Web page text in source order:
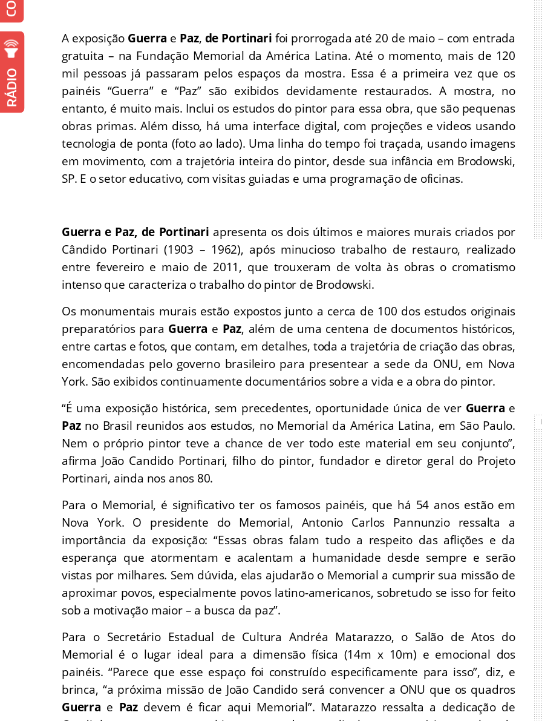
A exposição Guerra e Paz, de Portinari foi prorrogada até 20 de maio – com entrada
gratuita – na Fundação Memorial da América Latina. Até o momento, mais de 120
mil pessoas já passaram pelos espaços da mostra. Essa é a primeira vez que os
painéis “Guerra” e “Paz” são exibidos devidamente restaurados. A mostra, no
entanto, é muito mais. Inclui os estudos do pintor para essa obra, que são pequenas
obras primas. Além disso, há uma interface digital, com projeções e videos usando
tecnologia de ponta (foto ao lado). Uma linha do tempo foi traçada, usando imagens
em movimento, com a trajetória inteira do pintor, desde sua infância em Brodowski,
SP. E o setor educativo, com visitas guiadas e uma programação de oficinas.
Guerra e Paz, de Portinari apresenta os dois últimos e maiores murais criados por
Cândido Portinari (1903 – 1962), após minucioso trabalho de restauro, realizado
entre fevereiro e maio de 2011, que trouxeram de volta às obras o cromatismo
intenso que caracteriza o trabalho do pintor de Brodowski.
Os monumentais murais estão expostos junto a cerca de 100 dos estudos originais
preparatórios para Guerra e Paz, além de uma centena de documentos históricos,
entre cartas e fotos, que contam, em detalhes, toda a trajetória de criação das obras,
encomendadas pelo governo brasileiro para presentear a sede da ONU, em Nova
York. São exibidos continuamente documentários sobre a vida e a obra do pintor.
“É uma exposição histórica, sem precedentes, oportunidade única de ver Guerra e
Pazno Brasil reunidos aos estudos, no Memorial da América Latina, em São Paulo.
Nem o próprio pintor teve a chance de ver todo este material em seu conjunto”,
afirma João Candido Portinari, filho do pintor, fundador e diretor geral do Projeto
Portinari, ainda nos anos 80.
Para o Memorial, é significativo ter os famosos painéis, que há 54 anos estão em
Nova York. O presidente do Memorial, Antonio Carlos Pannunzio ressalta a
importância da exposição: “Essas obras falam tudo a respeito das aflições e da
esperança que atormentam e acalentam a humanidade desde sempre e serão
vistas por milhares. Sem dúvida, elas ajudarão o Memorial a cumprir sua missão de
aproximar povos, especialmente povos latino-americanos, sobretudo se isso for feito
sob a motivação maior – a busca da paz”.
Para o Secretário Estadual de Cultura Andréa Matarazzo, o Salão de Atos do
Memorial é o lugar ideal para a dimensão física (14m x 10m) e emocional dos
painéis. “Parece que esse espaço foi construído especificamente para isso”, diz, e
brinca, “a próxima missão de João Candido será convencer a ONU que os quadros
Guerra e Pazdevem é ficar aqui Memorial”. Matarazzo ressalta a dedicação de
RÁDIO